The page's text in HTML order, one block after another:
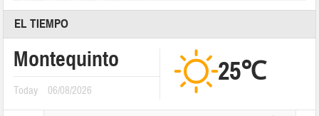
EL TIEMPO
Montequinto
Today 06/08/2026
25℃